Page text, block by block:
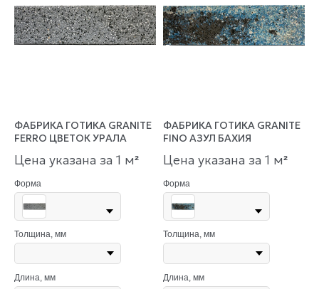
ФАБРИКА ГОТИКА GRANITE
FERRO ЦВЕТОК УРАЛА
Цена указана за 1 м²
Форма
Толщина, мм
Длина, мм
ФАБРИКА ГОТИКА GRANITE
FINO АЗУЛ БАХИЯ
Цена указана за 1 м²
Форма
Толщина, мм
Длина, мм